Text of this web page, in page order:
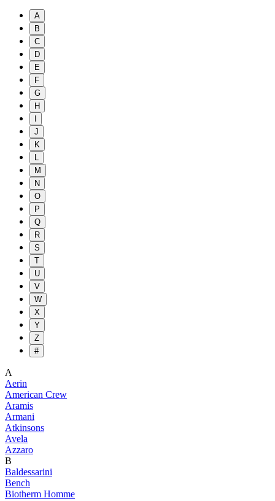
A
B
C
D
E
F
G
H
J
K
L
M
N
O
P
Q
R
S
T
U
V
W
X
Y
Z
#
A
Aerin
American Crew
Aramis
Armani
Atkinsons
Avela
Azzaro
B
Baldessarini
Bench
Biotherm Homme